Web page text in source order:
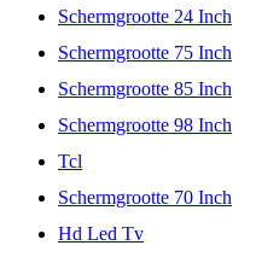
Schermgrootte 24 Inch
Schermgrootte 75 Inch
Schermgrootte 85 Inch
Schermgrootte 98 Inch
Tcl
Schermgrootte 70 Inch
Hd Led Tv